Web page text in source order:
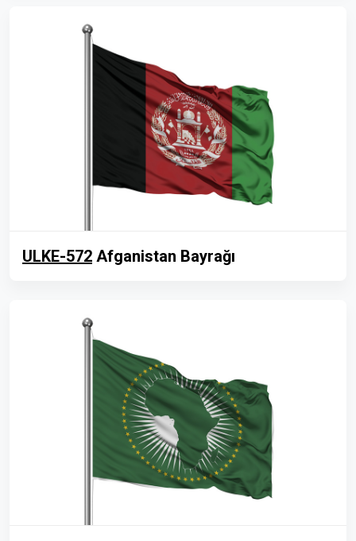
ULKE-572 Afganistan Bayrağı